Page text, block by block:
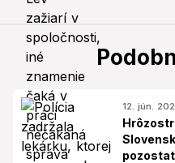
12. jún.